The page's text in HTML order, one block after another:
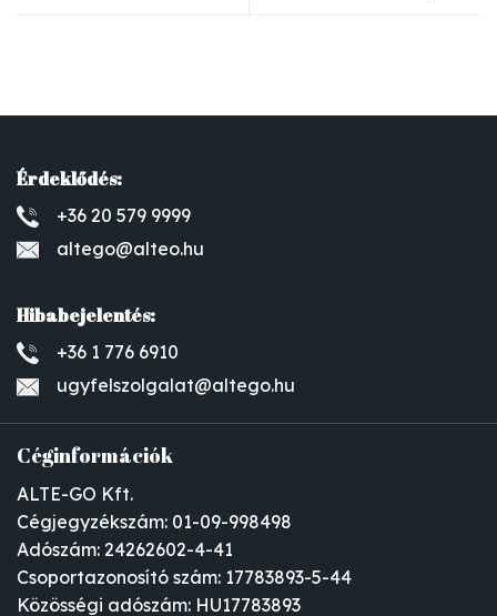
Érdeklődés:
+36 20 579 9999
altego@alteo.hu
Hibabejelentés:
+36 1 776 6910
ugyfelszolgalat@altego.hu
Céginformációk
ALTE-GO Kft.
Cégjegyzékszám: 01-09-998498
Adószám: 24262602-4-41
Csoportazonosító szám: 17783893-5-44
Közösségi adószám: HU17783893